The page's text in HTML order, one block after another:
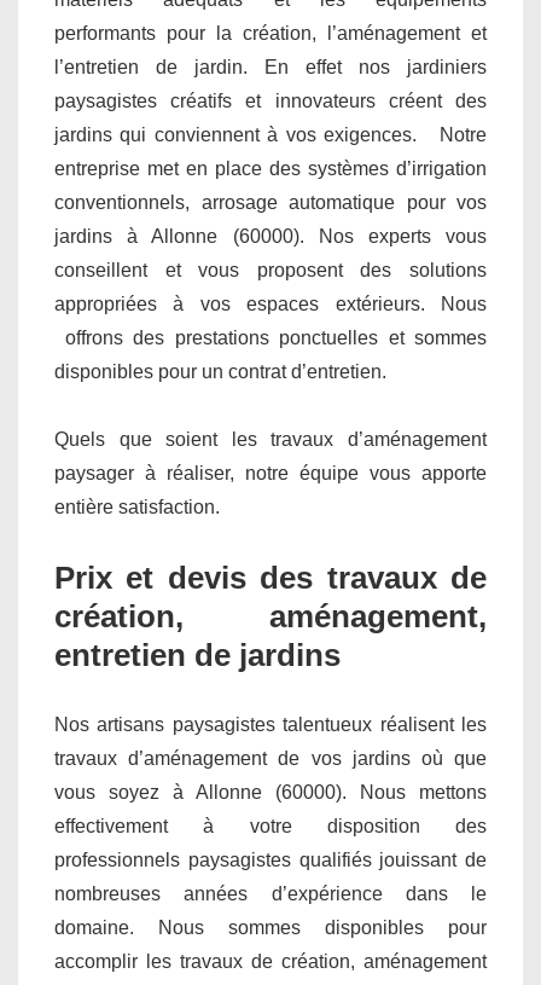
performants pour la création, l’aménagement et
l’entretien de jardin. En effet nos jardiniers
paysagistes créatifs et innovateurs créent des
jardins qui conviennent à vos exigences. Notre
entreprise met en place des systèmes d’irrigation
conventionnels, arrosage automatique pour vos
jardins à Allonne (60000). Nos experts vous
conseillent et vous proposent des solutions
appropriées à vos espaces extérieurs. Nous
offrons des prestations ponctuelles et sommes
disponibles pour un contrat d’entretien.
Quels que soient les travaux d’aménagement
paysager à réaliser, notre équipe vous apporte
entière satisfaction.
Prix et devis des travaux de
création, aménagement,
entretien de jardins
Nos artisans paysagistes talentueux réalisent les
travaux d’aménagement de vos jardins où que
vous soyez à Allonne (60000). Nous mettons
effectivement à votre disposition des
professionnels paysagistes qualifiés jouissant de
nombreuses années d’expérience dans le
domaine. Nous sommes disponibles pour
accomplir les travaux de création, aménagement